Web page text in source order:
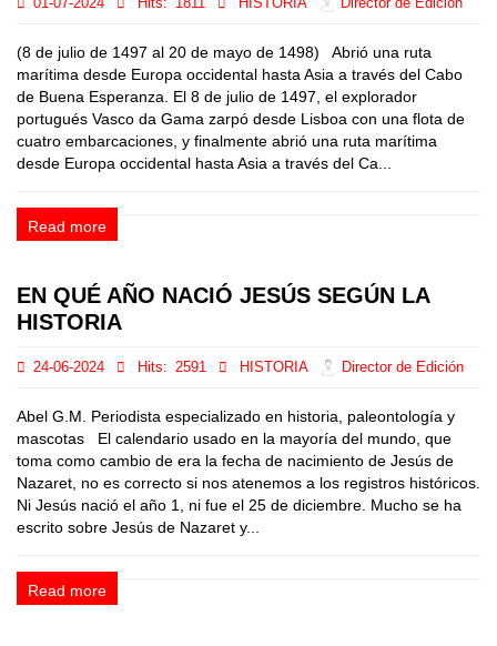
(8 de julio de 1497 al 20 de mayo de 1498) Abrió una ruta
marítima desde Europa occidental hasta Asia a través del Cabo
de Buena Esperanza. El 8 de julio de 1497, el explorador
portugués Vasco da Gama zarpó desde Lisboa con una flota de
cuatro embarcaciones, y finalmente abrió una ruta marítima
desde Europa occidental hasta Asia a través del Ca...
Read more
EN QUÉ AÑO NACIÓ JESÚS SEGÚN LA
HISTORIA
24-06-2024 Hits: 2591 HISTORIA Director de Edición
Abel G.M. Periodista especializado en historia, paleontología y
mascotas El calendario usado en la mayoría del mundo, que
toma como cambio de era la fecha de nacimiento de Jesús de
Nazaret, no es correcto si nos atenemos a los registros históricos.
Ni Jesús nació el año 1, ni fue el 25 de diciembre. Mucho se ha
escrito sobre Jesús de Nazaret y...
Read more